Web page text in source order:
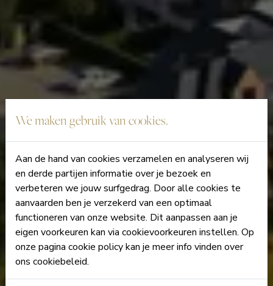
We maken gebruik van cookies.
Aan de hand van cookies verzamelen en analyseren wij
en derde partijen informatie over je bezoek en
verbeteren we jouw surfgedrag. Door alle cookies te
aanvaarden ben je verzekerd van een optimaal
functioneren van onze website. Dit aanpassen aan je
eigen voorkeuren kan via cookievoorkeuren instellen. Op
onze pagina cookie policy kan je meer info vinden over
ons cookiebeleid.